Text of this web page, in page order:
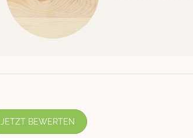
JETZT BEWERTEN